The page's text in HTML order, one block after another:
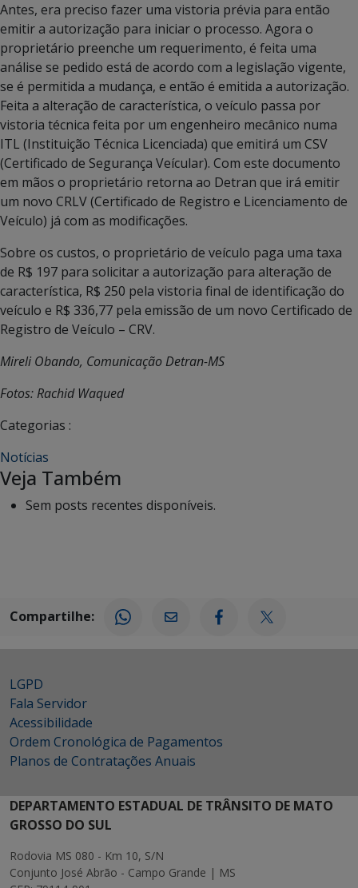
Antes, era preciso fazer uma vistoria prévia para então
emitir a autorização para iniciar o processo. Agora o
proprietário preenche um requerimento, é feita uma
análise se pedido está de acordo com a legislação vigente,
se é permitida a mudança, e então é emitida a autorização.
Feita a alteração de característica, o veículo passa por
vistoria técnica feita por um engenheiro mecânico numa
ITL (Instituição Técnica Licenciada) que emitirá um CSV
(Certificado de Segurança Veícular). Com este documento
em mãos o proprietário retorna ao Detran que irá emitir
um novo CRLV (Certificado de Registro e Licenciamento de
Veículo) já com as modificações.
Sobre os custos, o proprietário de veículo paga uma taxa
de R$ 197 para solicitar a autorização para alteração de
característica, R$ 250 pela vistoria final de identificação do
veículo e R$ 336,77 pela emissão de um novo Certificado de
Registro de Veículo – CRV.
Mireli Obando, Comunicação Detran-MS
Fotos: Rachid Waqued
Categorias :
Notícias
Veja Também
Sem posts recentes disponíveis.
Compartilhe:
LGPD
Fala Servidor
Acessibilidade
Ordem Cronológica de Pagamentos
Planos de Contratações Anuais
DEPARTAMENTO ESTADUAL DE TRÂNSITO DE MATO
GROSSO DO SUL
Rodovia MS 080 - Km 10, S/N
Conjunto José Abrão - Campo Grande | MS